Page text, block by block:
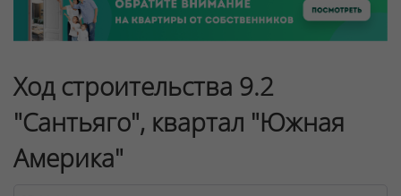
Ход строительства 9.2
"Сантьяго", квартал "Южная
Америка"